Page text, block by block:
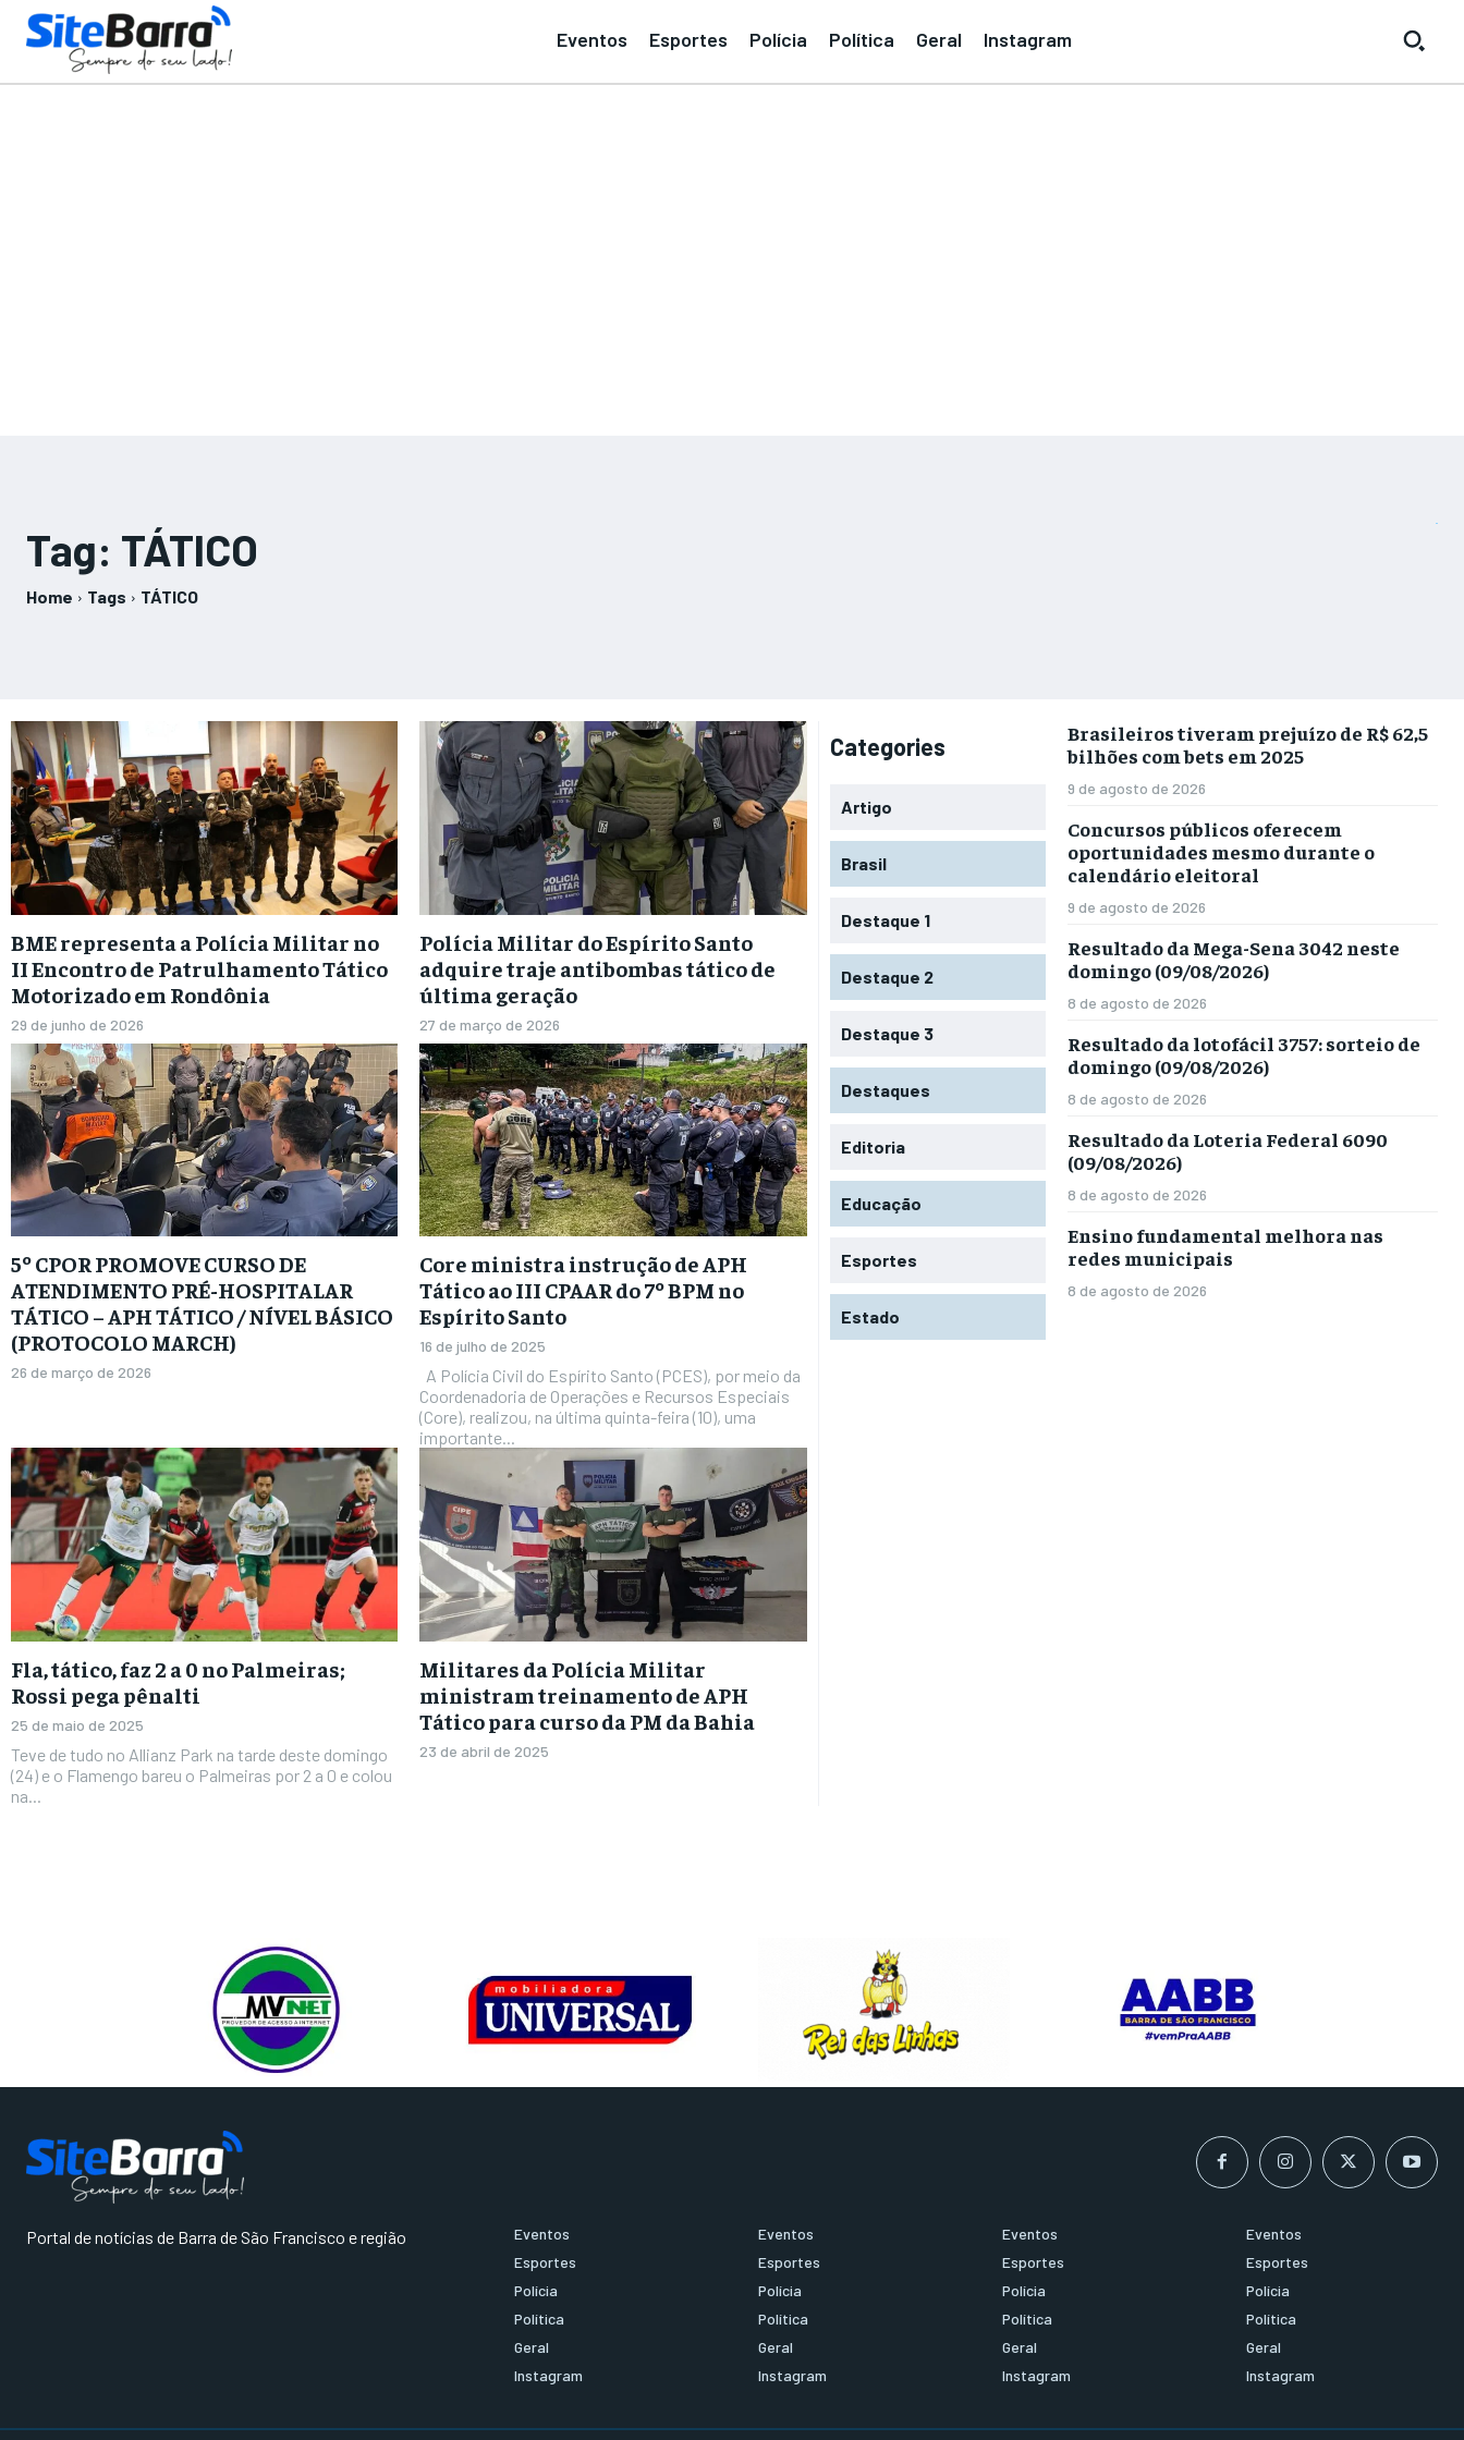
Eventos Esportes Polícia Política Geral Instagram
Tag: TÁTICO
Home Tags TÁTICO
BME representa a Polícia Militar no
II Encontro de Patrulhamento Tático
Motorizado em Rondônia
29 de junho de 2026
Polícia Militar do Espírito Santo
adquire traje antibombas tático de
última geração
27 de março de 2026
5º CPOR PROMOVE CURSO DE
ATENDIMENTO PRÉ-HOSPITALAR
TÁTICO – APH TÁTICO / NÍVEL BÁSICO
(PROTOCOLO MARCH)
26 de março de 2026
Core ministra instrução de APH
Tático ao III CPAAR do 7º BPM no
Espírito Santo
16 de julho de 2025
Coordenadoria de Operações e Recursos Especiais
(Core), realizou, na última quinta-feira (10), uma
importante...
Fla, tático, faz 2 a 0 no Palmeiras;
Rossi pega pênalti
25 de maio de 2025
Teve de tudo no Allianz Park na tarde deste domingo
(24) e o Flamengo bareu o Palmeiras por 2 a 0 e colou
na...
Militares da Polícia Militar
ministram treinamento de APH
Tático para curso da PM da Bahia
23 de abril de 2025
Categories
Artigo
Brasil
Destaque 1
Destaque 2
Destaque 3
Destaques
Editoria
Educação
Esportes
Estado
Brasileiros tiveram prejuízo de R$ 62,5
bilhões com bets em 2025
9 de agosto de 2026
Concursos públicos oferecem
oportunidades mesmo durante o
calendário eleitoral
9 de agosto de 2026
Resultado da Mega-Sena 3042 neste
domingo (09/08/2026)
8 de agosto de 2026
Resultado da lotofácil 3757: sorteio de
domingo (09/08/2026)
8 de agosto de 2026
Resultado da Loteria Federal 6090
(09/08/2026)
8 de agosto de 2026
Ensino fundamental melhora nas
redes municipais
8 de agosto de 2026
Portal de notícias de Barra de São Francisco e região
Eventos
Esportes
Polícia
Política
Geral
Instagram
Eventos
Esportes
Polícia
Política
Geral
Instagram
Eventos
Esportes
Polícia
Política
Geral
Instagram
Eventos
Esportes
Polícia
Política
Geral
Instagram